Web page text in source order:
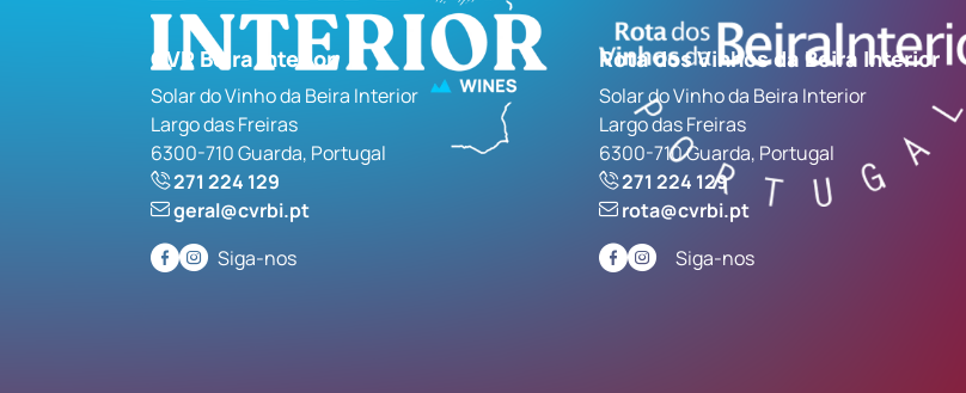
CVR Beira Interior
Solar do Vinho da Beira Interior
Largo das Freiras
6300-710 Guarda, Portugal
271 224 129
geral@cvrbi.pt
Siga-nos
Rota dos Vinhos da Beira Interior
Solar do Vinho da Beira Interior
Largo das Freiras
6300-710 Guarda, Portugal
271 224 129
rota@cvrbi.pt
Siga-nos